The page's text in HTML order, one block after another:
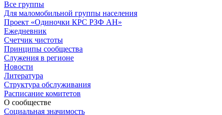
Все группы
Для маломобильной группы населения
Проект «Одиночки КРС РЗФ АН»
Ежедневник
Счетчик чистоты
Принципы сообщества
Служения в регионе
Новости
Литература
Структура обслуживания
Расписание комитетов
О сообществе
Социальная значимость